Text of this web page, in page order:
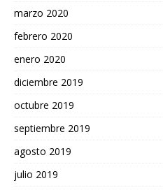
marzo 2020
febrero 2020
enero 2020
diciembre 2019
octubre 2019
septiembre 2019
agosto 2019
julio 2019